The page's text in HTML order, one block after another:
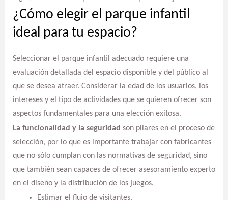
¿Cómo elegir el parque infantil
ideal para tu espacio?
Seleccionar el parque infantil adecuado requiere una
evaluación detallada del espacio disponible y del público al
que se desea atraer. Considerar la edad de los usuarios, los
intereses y el tipo de actividades que se quieren ofrecer son
aspectos fundamentales para una elección exitosa.
La funcionalidad y la seguridad son pilares en el proceso de
selección, por lo que es importante trabajar con fabricantes
que no sólo cumplan con las normativas de seguridad, sino
que también sean capaces de ofrecer asesoramiento experto
en el diseño y la distribución de los juegos.
Estimar el flujo de visitantes.